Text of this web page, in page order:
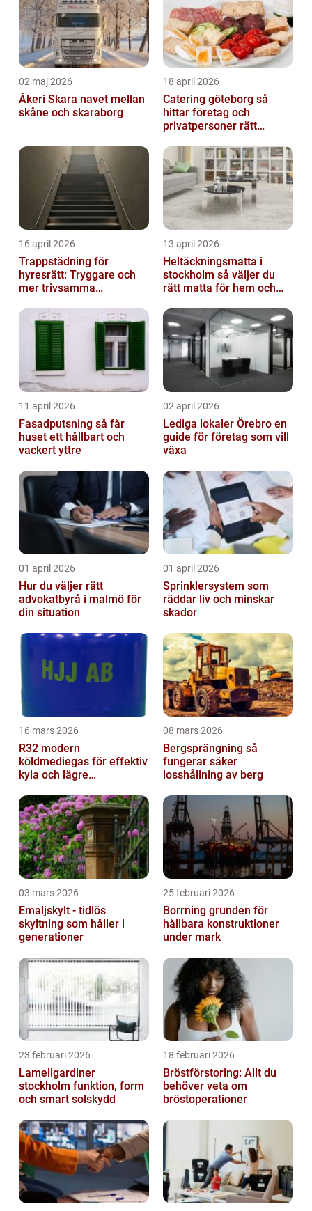
02 maj 2026
Åkeri Skara navet mellan
skåne och skaraborg
18 april 2026
Catering göteborg så
hittar företag och
privatpersoner rätt
16 april 2026
Trappstädning för
hyresrätt: Tryggare och
mer trivsamma
13 april 2026
Heltäckningsmatta i
stockholm så väljer du
rätt matta för hem och
11 april 2026
Fasadputsning så får
huset ett hållbart och
vackert yttre
02 april 2026
Lediga lokaler Örebro en
guide för företag som vill
växa
01 april 2026
Hur du väljer rätt
advokatbyrå i malmö för
din situation
01 april 2026
Sprinklersystem som
räddar liv och minskar
skador
16 mars 2026
R32 modern
köldmediegas för effektiv
kyla och lägre
08 mars 2026
Bergsprängning så
fungerar säker
losshållning av berg
03 mars 2026
Emaljskylt - tidlös
skyltning som håller i
generationer
25 februari 2026
Borrning grunden för
hållbara konstruktioner
under mark
23 februari 2026
Lamellgardiner
stockholm funktion, form
och smart solskydd
18 februari 2026
Bröstförstoring: Allt du
behöver veta om
bröstoperationer